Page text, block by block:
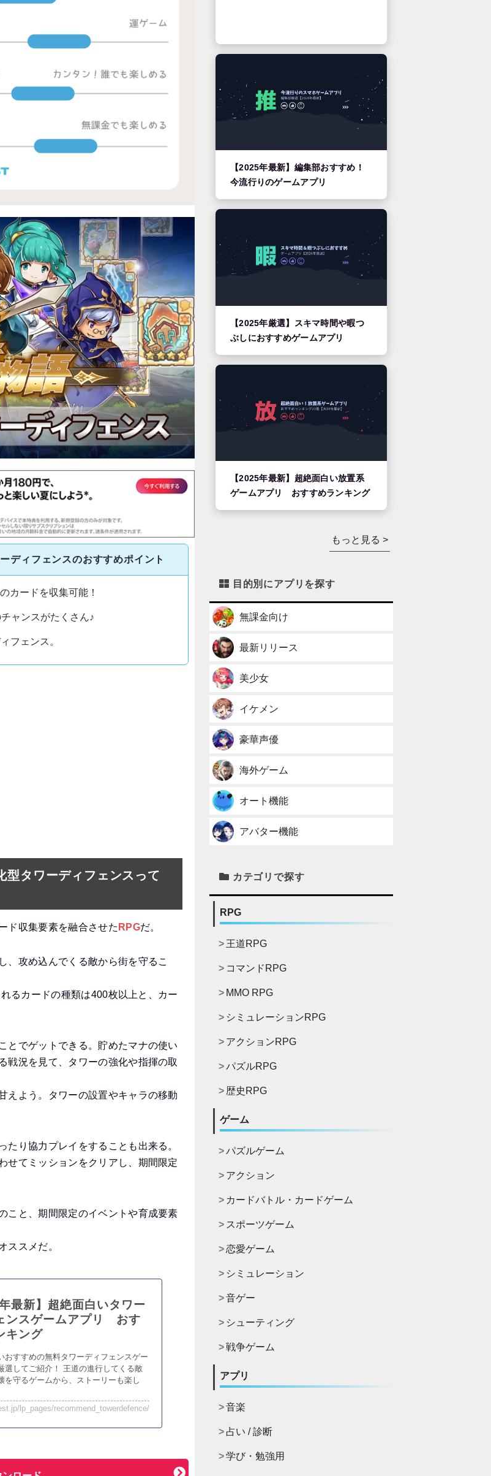
ディフェンスのおすすめポイント
カードを収集可能！
ャンスがたくさん♪
フェンス。
型タワーディフェンスって
ド収集要素を融合させた RPGだ。
、攻め込んでくる敵から街を守るこ
るカードの種類は400枚以上と、カー
とでゲットできる。貯めたマナの使い
戦況を見て、タワーの強化や指揮の取
えよう。タワーの設置やキャラの移動
たり協力プレイをすることも出来る。
せてミッションをクリアし、期間限定
こと、期間限定のイベントや育成要素
ススメだ。
最新】超絶面白いタワー
ンスゲームアプリ おす
キング
おすすめの無料タワーディフェンスゲー
選してご紹介！ 王道の進行してくる敵
を守るゲームから、ストーリーも楽し
lp_pages/recommend_towerdefence/
【2025年最新】編集部おすすめ！
今流行りのゲームアプリ
【2025年厳選】スキマ時間や暇つ
ぶしにおすすめゲームアプリ
【2025年最新】超絶面白い放置系
ゲームアプリ おすすめランキング
もっと見る >
目的別にアプリを探す
無課金向け
最新リリース
美少女
イケメン
豪華声優
海外ゲーム
オート機能
アバター機能
カテゴリで探す
RPG
王道RPG
コマンドRPG
MMO RPG
シミュレーションRPG
アクションRPG
パズルRPG
歴史RPG
ゲーム
パズルゲーム
アクション
カードバトル・カードゲーム
スポーツゲーム
恋愛ゲーム
シミュレーション
音ゲー
シューティング
戦争ゲーム
アプリ
音楽
占い / 診断
学び・勉強用